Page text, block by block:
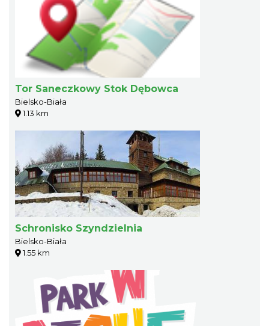
Tor Saneczkowy Stok Dębowca
Bielsko-Biała
1.13 km
Schronisko Szyndzielnia
Bielsko-Biała
1.55 km